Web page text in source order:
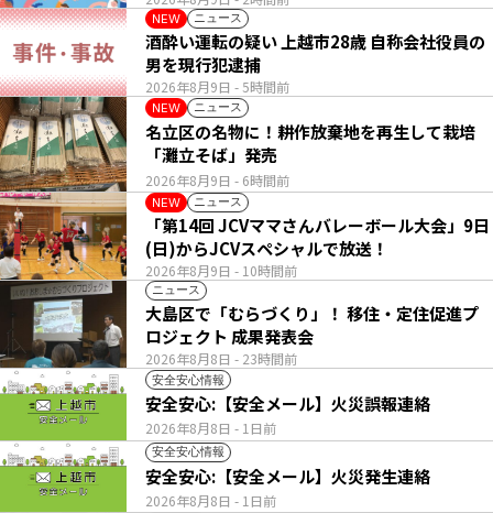
NEW ニュース
2026年8月9日 - 5時間前
酒酔い運転の疑い 上越市28歳 自称会社役員の
男を現行犯逮捕
NEW ニュース
2026年8月9日 - 6時間前
名立区の名物に！耕作放棄地を再生して栽培
「灘立そば」発売
NEW ニュース
2026年8月9日 - 10時間前
「第14回 JCVママさんバレーボール大会」9日
(日)からJCVスペシャルで放送！
ニュース
2026年8月8日 - 23時間前
大島区で「むらづくり」！ 移住・定住促進プ
ロジェクト 成果発表会
安全安心情報
2026年8月8日 - 1日前
安全安心:【安全メール】火災誤報連絡
安全安心情報
2026年8月8日 - 1日前
安全安心:【安全メール】火災発生連絡